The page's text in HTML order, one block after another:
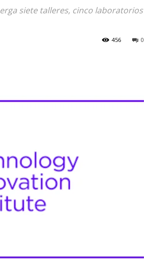
siete talleres, cinco laboratorios
0
456